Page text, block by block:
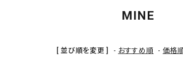
MINE
[ 並び順を変更 ] - おすすめ順 - 価格